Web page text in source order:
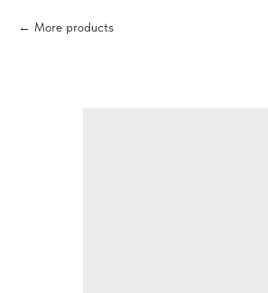
More products